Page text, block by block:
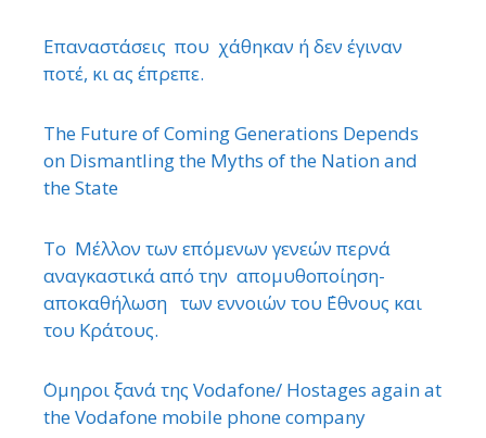
Επαναστάσεις που χάθηκαν ή δεν έγιναν
ποτέ, κι ας έπρεπε.
The Future of Coming Generations Depends
on Dismantling the Myths of the Nation and
the State
Το Μέλλον των επόμενων γενεών περνά
αναγκαστικά από την απομυθοποίηση-
αποκαθήλωση των εννοιών του ΄Εθνους και
του Κράτους.
΄Ομηροι ξανά της Vodafone/ Hostages again at
the Vodafone mobile phone company